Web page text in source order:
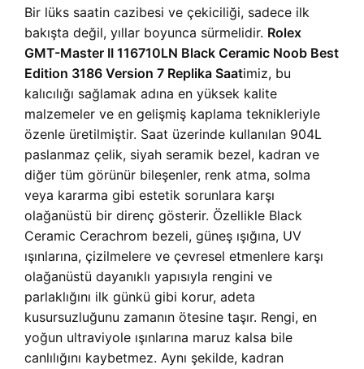
Bir lüks saatin cazibesi ve çekiciliği, sadece ilk
bakışta değil, yıllar boyunca sürmelidir. Rolex
GMT-Master II 116710LN Black Ceramic Noob Best
Edition 3186 Version 7 Replika Saatimiz, bu
kalıcılığı sağlamak adına en yüksek kalite
malzemeler ve en gelişmiş kaplama teknikleriyle
özenle üretilmiştir. Saat üzerinde kullanılan 904L
paslanmaz çelik, siyah seramik bezel, kadran ve
diğer tüm görünür bileşenler, renk atma, solma
veya kararma gibi estetik sorunlara karşı
olağanüstü bir direnç gösterir. Özellikle Black
Ceramic Cerachrom bezeli, güneş ışığına, UV
ışınlarına, çizilmelere ve çevresel etmenlere karşı
olağanüstü dayanıklı yapısıyla rengini ve
parlaklığını ilk günkü gibi korur, adeta
kusursuzluğunu zamanın ötesine taşır. Rengi, en
yoğun ultraviyole ışınlarına maruz kalsa bile
canlılığını kaybetmez. Aynı şekilde, kadran